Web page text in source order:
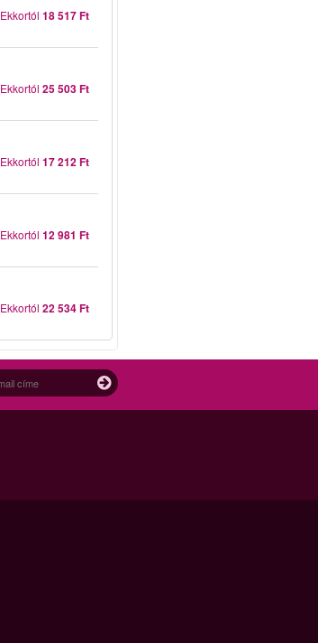
Ekkortól 18 517 Ft
Ekkortól 25 503 Ft
Ekkortól 17 212 Ft
Ekkortól 12 981 Ft
Ekkortól 22 534 Ft